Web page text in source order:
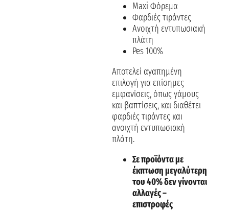
Maxi Φόρεμα
Φαρδιές τιράντες
Ανοιχτή εντυπωσιακή
πλάτη
Pes 100%
Αποτελεί αγαπημένη
επιλογή για επίσημες
εμφανίσεις, όπως γάμους
και βαπτίσεις, και διαθέτει
φαρδιές τιράντες και
ανοιχτή εντυπωσιακή
πλάτη.
Σε προϊόντα με
έκπτωση μεγαλύτερη
του 40% δεν γίνονται
αλλαγές –
επιστροφές